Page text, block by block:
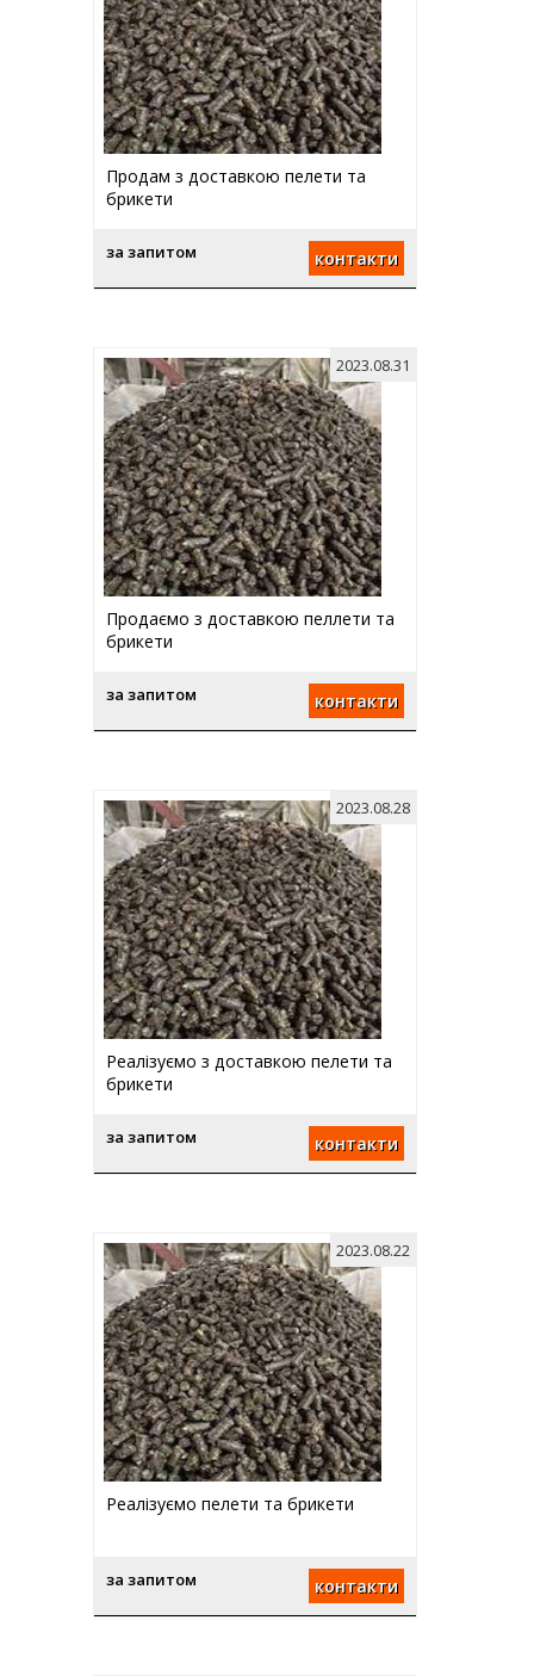
Продам з доставкою пелети та
брикети
за запитом контакти
Продаємо з доставкою пеллети та
брикети
за запитом контакти
2023.08.31
Реалізуємо з доставкою пелети та
брикети
за запитом контакти
2023.08.28
Реалізуємо пелети та брикети
за запитом контакти
2023.08.22